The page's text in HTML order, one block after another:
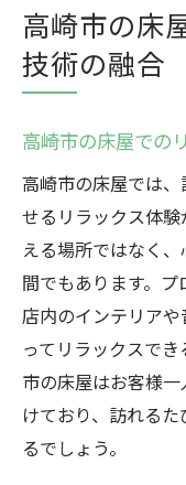
高崎市の床
技術の融合
高崎市の床屋での
高崎市の床屋では
せるリラックス体
える場所ではなく
間でもあります。プ
店内のインテリア
ってリラックスで
市の床屋はお客様
けており、訪れる
るでしょう。